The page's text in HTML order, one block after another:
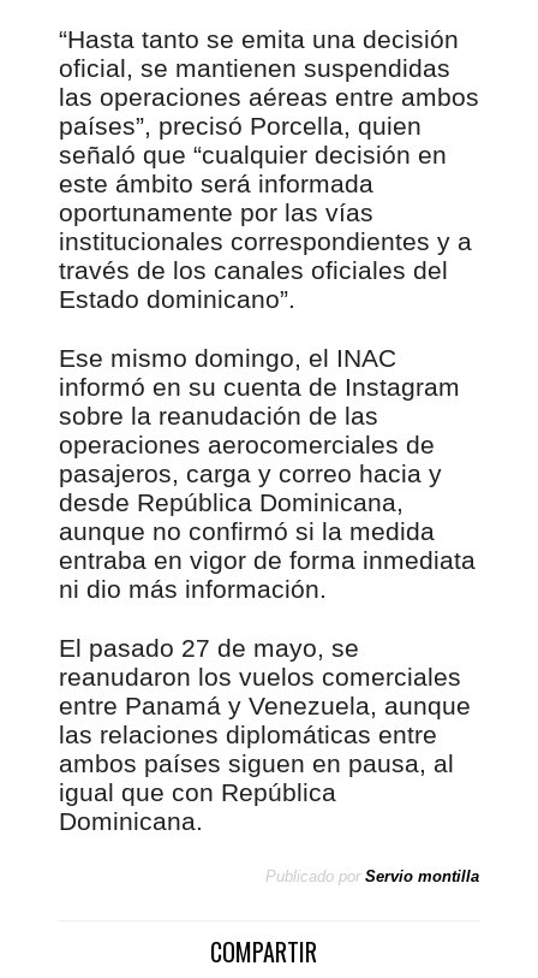
“Hasta tanto se emita una decisión
oficial, se mantienen suspendidas
las operaciones aéreas entre ambos
países”, precisó Porcella, quien
señaló que “cualquier decisión en
este ámbito será informada
oportunamente por las vías
institucionales correspondientes y a
través de los canales oficiales del
Estado dominicano”.
Ese mismo domingo, el INAC
informó en su cuenta de Instagram
sobre la reanudación de las
operaciones aerocomerciales de
pasajeros, carga y correo hacia y
desde República Dominicana,
aunque no confirmó si la medida
entraba en vigor de forma inmediata
ni dio más información.
El pasado 27 de mayo, se
reanudaron los vuelos comerciales
entre Panamá y Venezuela, aunque
las relaciones diplomáticas entre
ambos países siguen en pausa, al
igual que con República
Dominicana.
Publicado por Servio montilla
COMPARTIR